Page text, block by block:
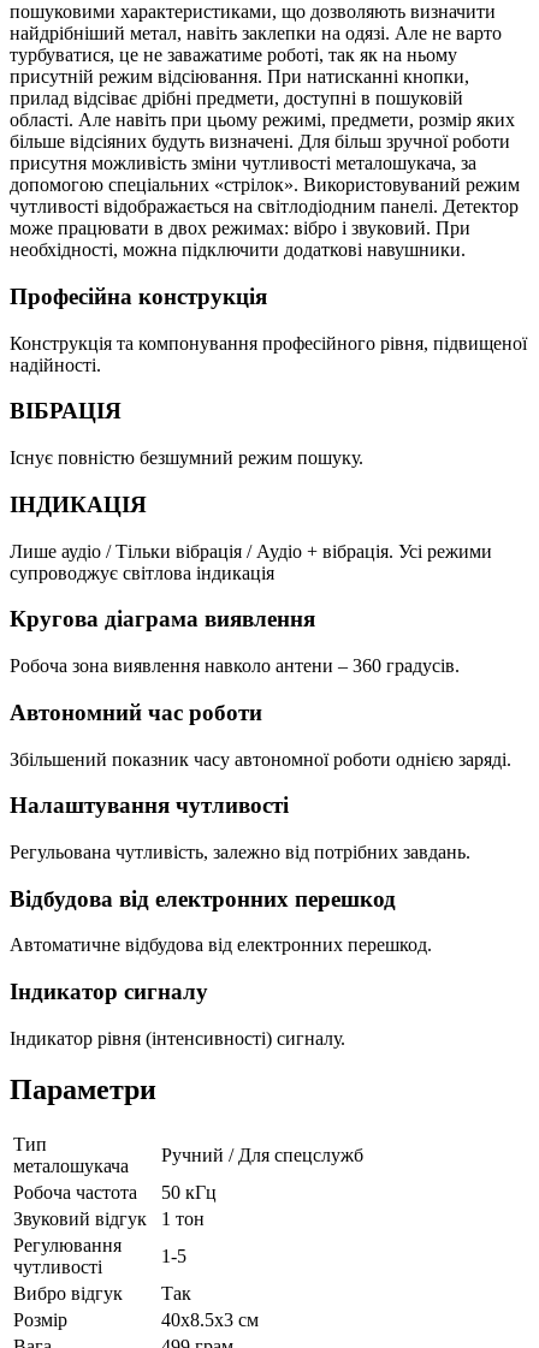
пошуковими характеристиками, що дозволяють визначити
найдрібніший метал, навіть заклепки на одязі. Але не варто
турбуватися, це не заважатиме роботі, так як на ньому
присутній режим відсіювання. При натисканні кнопки,
прилад відсіває дрібні предмети, доступні в пошуковій
області. Але навіть при цьому режимі, предмети, розмір яких
більше відсіяних будуть визначені. Для більш зручної роботи
присутня можливість зміни чутливості металошукача, за
допомогою спеціальних «стрілок». Використовуваний режим
чутливості відображається на світлодіодним панелі. Детектор
може працювати в двох режимах: вібро і звуковий. При
необхідності, можна підключити додаткові навушники.
Професійна конструкція
Конструкція та компонування професійного рівня, підвищеної
надійності.
ВІБРАЦІЯ
Існує повністю безшумний режим пошуку.
ІНДИКАЦІЯ
Лише аудіо / Тільки вібрація / Аудіо + вібрація. Усі режими
супроводжує світлова індикація
Кругова діаграма виявлення
Робоча зона виявлення навколо антени – 360 градусів.
Автономний час роботи
Збільшений показник часу автономної роботи однією заряді.
Налаштування чутливості
Регульована чутливість, залежно від потрібних завдань.
Відбудова від електронних перешкод
Автоматичне відбудова від електронних перешкод.
Індикатор сигналу
Індикатор рівня (інтенсивності) сигналу.
Параметри
Тип
металошукача
Ручний / Для спецслужб
Робоча частота
50 кГц
Звуковий відгук
1 тон
Регулювання
чутливості
1-5
Вибро відгук
Так
Розмір
40x8.5x3 см